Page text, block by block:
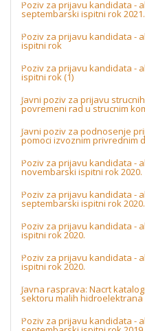
Poziv za prijavu kandidata -
septembarski ispitni rok 2021.
Poziv za prijavu kandidata -
ispitni rok
Poziv za prijavu kandidata -
ispitni rok (1)
Javni poziv za prijavu
povremeni rad u strucnim
Javni poziv za podnosenje
pomoci izvoznim privrednim
Poziv za prijavu kandidata -
novembarski ispitni rok 2020.
Poziv za prijavu kandidata -
septembarski ispitni rok 2020.
Poziv za prijavu kandidata -
ispitni rok 2020.
Poziv za prijavu kandidata -
ispitni rok 2020.
Javna rasprava: Nacrt
sektoru malih hidroelektrana
Poziv za prijavu kandidata -